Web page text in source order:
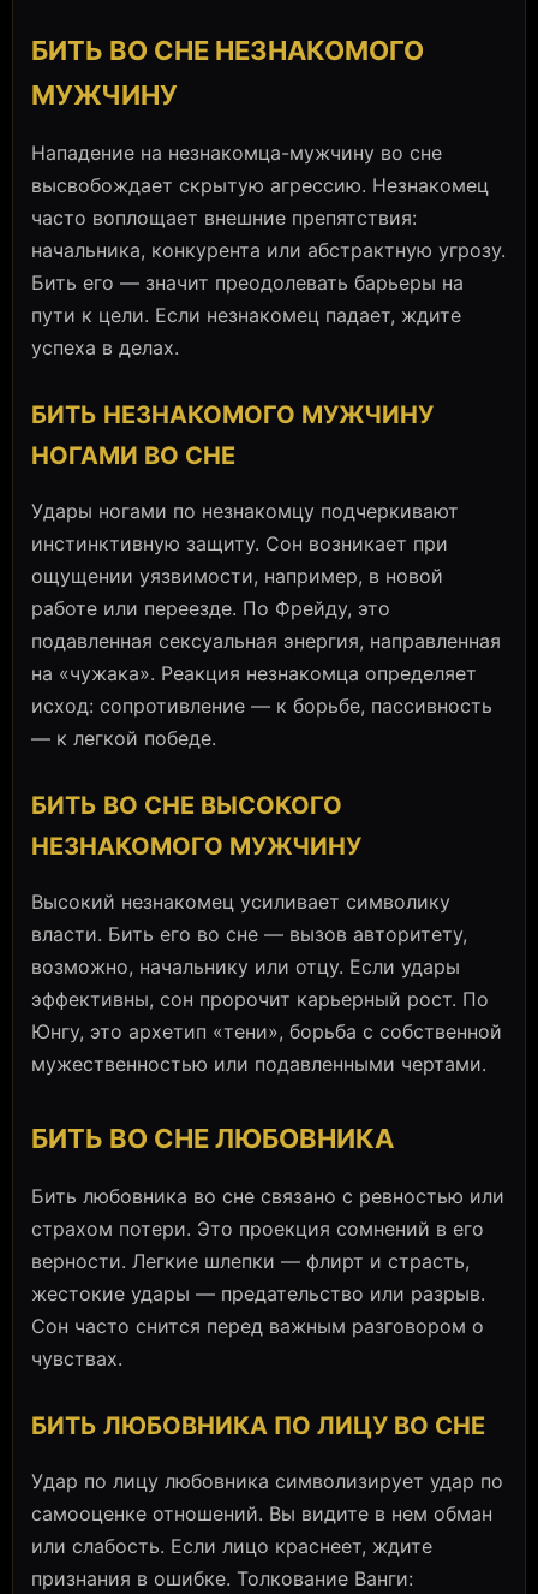
БИТЬ ВО СНЕ НЕЗНАКОМОГО
МУЖЧИНУ
Нападение на незнакомца-мужчину во сне
высвобождает скрытую агрессию. Незнакомец
часто воплощает внешние препятствия:
начальника, конкурента или абстрактную угрозу.
Бить его — значит преодолевать барьеры на
пути к цели. Если незнакомец падает, ждите
успеха в делах.
БИТЬ НЕЗНАКОМОГО МУЖЧИНУ
НОГАМИ ВО СНЕ
Удары ногами по незнакомцу подчеркивают
инстинктивную защиту. Сон возникает при
ощущении уязвимости, например, в новой
работе или переезде. По Фрейду, это
подавленная сексуальная энергия, направленная
на «чужака». Реакция незнакомца определяет
исход: сопротивление — к борьбе, пассивность
— к легкой победе.
БИТЬ ВО СНЕ ВЫСОКОГО
НЕЗНАКОМОГО МУЖЧИНУ
Высокий незнакомец усиливает символику
власти. Бить его во сне — вызов авторитету,
возможно, начальнику или отцу. Если удары
эффективны, сон пророчит карьерный рост. По
Юнгу, это архетип «тени», борьба с собственной
мужественностью или подавленными чертами.
БИТЬ ВО СНЕ ЛЮБОВНИКА
Бить любовника во сне связано с ревностью или
страхом потери. Это проекция сомнений в его
верности. Легкие шлепки — флирт и страсть,
жестокие удары — предательство или разрыв.
Сон часто снится перед важным разговором о
чувствах.
БИТЬ ЛЮБОВНИКА ПО ЛИЦУ ВО СНЕ
Удар по лицу любовника символизирует удар по
самооценке отношений. Вы видите в нем обман
или слабость. Если лицо краснеет, ждите
признания в ошибке. Толкование Ванги: